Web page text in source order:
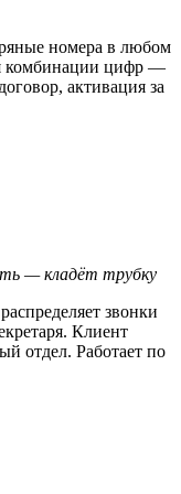
номера в любом
комбинации цифр —
активация за
— кладёт трубку
звонки
Клиент
отдел. Работает по